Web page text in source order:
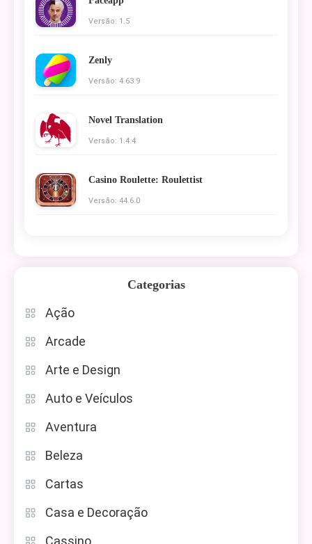
Versão: 1.5
Zenly
Versão: 4.63.9
Novel Translation
Versão: 1.4.4
Casino Roulette: Roulettist
Versão: 44.6.0
Categorias
Ação
Arcade
Arte e Design
Auto e Veículos
Aventura
Beleza
Cartas
Casa e Decoração
Cassino